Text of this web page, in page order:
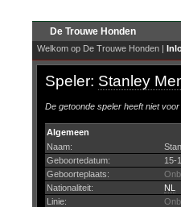
De Trouwe Honden
Welkom op De Trouwe Honden |
Speler: Stanley
De getoonde speler heeft niet
Algemeen
Naam:
Geboortedatum:
15-
Geboorteplaats:
Nationaliteit:
NL
Linie: